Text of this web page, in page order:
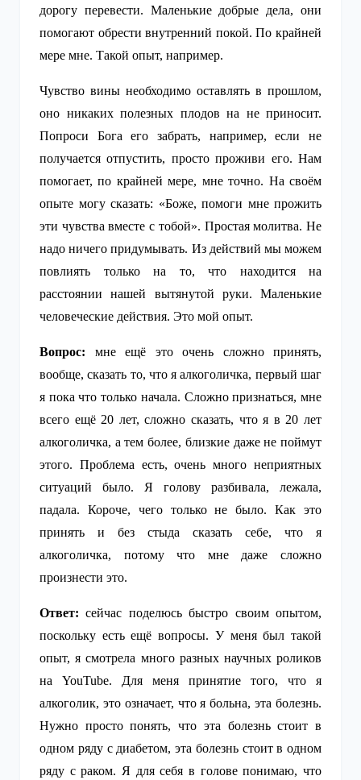
дорогу перевести. Маленькие добрые дела, они
помогают обрести внутренний покой. По крайней
мере мне. Такой опыт, например.
Чувство вины необходимо оставлять в прошлом,
оно никаких полезных плодов на не приносит.
Попроси Бога его забрать, например, если не
получается отпустить, просто проживи его. Нам
помогает, по крайней мере, мне точно. На своём
опыте могу сказать: «Боже, помоги мне прожить
эти чувства вместе с тобой». Простая молитва. Не
надо ничего придумывать. Из действий мы можем
повлиять только на то, что находится на
расстоянии нашей вытянутой руки. Маленькие
человеческие действия. Это мой опыт.
Вопрос: мне ещё это очень сложно принять,
вообще, сказать то, что я алкоголичка, первый шаг
я пока что только начала. Сложно признаться, мне
всего ещё 20 лет, сложно сказать, что я в 20 лет
алкоголичка, а тем более, близкие даже не поймут
этого. Проблема есть, очень много неприятных
ситуаций было. Я голову разбивала, лежала,
падала. Короче, чего только не было. Как это
принять и без стыда сказать себе, что я
алкоголичка, потому что мне даже сложно
произнести это.
Ответ: сейчас поделюсь быстро своим опытом,
поскольку есть ещё вопросы. У меня был такой
опыт, я смотрела много разных научных роликов
на YouTube. Для меня принятие того, что я
алкоголик, это означает, что я больна, эта болезнь.
Нужно просто понять, что эта болезнь стоит в
одном ряду с диабетом, эта болезнь стоит в одном
ряду с раком. Я для себя в голове понимаю, что